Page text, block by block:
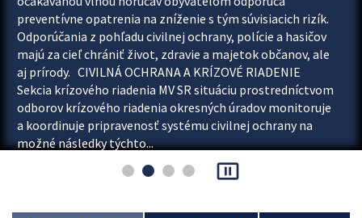
preventívne opatrenia na zníženie s tým súvisiacich rizík.
Odporúčania z pohľadu civilnej ochrany, polície a hasičov
majú za cieľ chrániť život, zdravie a majetok občanov, ale
aj prírody. CIVILNÁ OCHRANA A KRÍZOVÉ RIADENIE
Sekcia krízového riadenia MV SR situáciu prostredníctvom
odborov krízového riadenia okresných úradov monitoruje
a koordinuje pripravenosť systému civilnej ochrany na
možné následky týchto...
pause_presentation